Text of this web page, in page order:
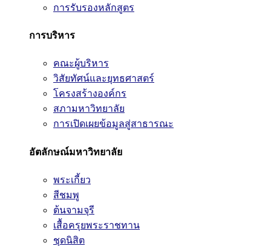
การรับรองหลักสูตร
การบริหาร
คณะผู้บริหาร
วิสัยทัศน์และยุทธศาสตร์
โครงสร้างองค์กร
สภามหาวิทยาลัย
การเปิดเผยข้อมูลสู่สาธารณะ
อัตลักษณ์มหาวิทยาลัย
พระเกี้ยว
สีชมพู
ต้นจามจุรี
เสื้อครุยพระราชทาน
ชุดนิสิต